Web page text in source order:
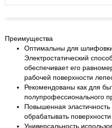
Преимущества
Оптимальны для шлифовки
Электростатический
обеспечивает его
рабочей поверхности
Рекомендованы как для
полупрофессионального
Повышенная эластичность
обрабатывать
Универсальность